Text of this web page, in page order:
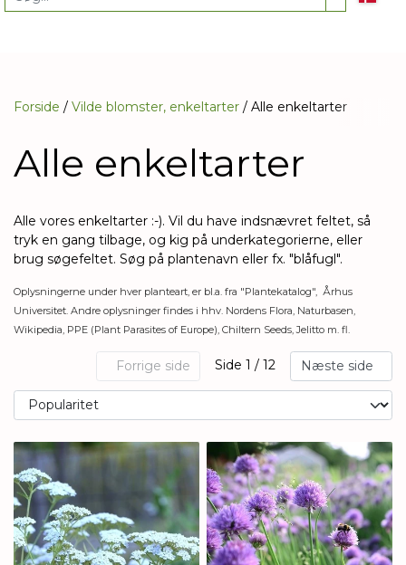
Forside Vilde blomster, enkeltarter Alle enkeltarter
Alle enkeltarter
Alle vores enkeltarter :-). Vil du have indsnævret feltet, så
tryk en gang tilbage, og kig på underkategorierne, eller
brug søgefeltet. Søg på plantenavn eller fx. "blåfugl".
Oplysningerne under hver planteart, er bl.a. fra "Plantekatalog", Århus
Universitet. Andre oplysninger findes i hhv. Nordens Flora, Naturbasen,
Wikipedia, PPE (Plant Parasites of Europe), Chiltern Seeds, Jelitto m. fl.
Forrige side Side 1 / 12 Næste side